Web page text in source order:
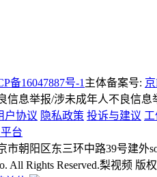
备16047887号-1 主体备案号:
信息举报/涉未成年人不良信息
户协议 隐私政策 投诉与建议
台
市朝阳区东三环中路39号建外
All Rights Reserved.梨视频 版